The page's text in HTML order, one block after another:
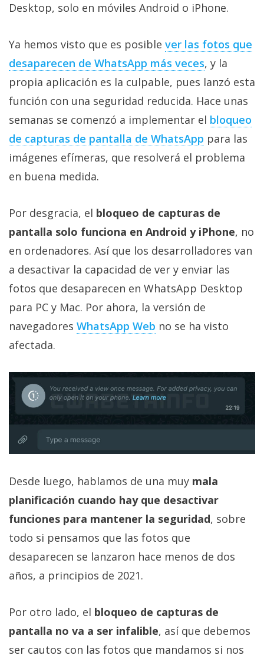
Sobre
/
Publicidad
/
Cambiar
opciones
de
privacidad
/
Aviso
Legal
El medio de
comunicación
digital donde
encontrarás
todas las
noticias sobre
móviles,
ordenadores,
apps,
informática,
videojuegos,
comparativas,
El Grupo
Informático
(CC) 2006-
2026.Algunos
derechos
reservados.
Desktop, solo en móviles Android o iPhone.
Ya hemos visto que es posible ver las fotos que
desaparecen de WhatsApp más veces, y la
propia aplicación es la culpable, pues lanzó esta
función con una seguridad reducida. Hace unas
semanas se comenzó a implementar el bloqueo
de capturas de pantalla de WhatsApp para las
imágenes efímeras, que resolverá el problema
en buena medida.
Por desgracia, el bloqueo de capturas de
pantalla solo funciona en Android y iPhone, no
en ordenadores. Así que los desarrolladores van
a desactivar la capacidad de ver y enviar las
fotos que desaparecen en WhatsApp Desktop
para PC y Mac. Por ahora, la versión de
navegadores WhatsApp Web no se ha visto
afectada.
Desde luego, hablamos de una muy mala
planificación cuando hay que desactivar
funciones para mantener la seguridad, sobre
todo si pensamos que las fotos que
desaparecen se lanzaron hace menos de dos
años, a principios de 2021.
Por otro lado, el bloqueo de capturas de
pantalla no va a ser infalible, así que debemos
ser cautos con las fotos que mandamos si nos